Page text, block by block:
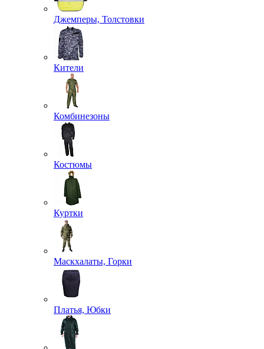
Джемперы, Толстовки
Кители
Комбинезоны
Костюмы
Куртки
Маскхалаты, Горки
Платья, Юбки